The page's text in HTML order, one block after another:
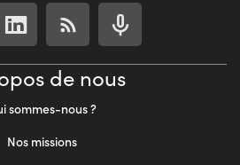
de nous
sommes-nous ?
Nos missions